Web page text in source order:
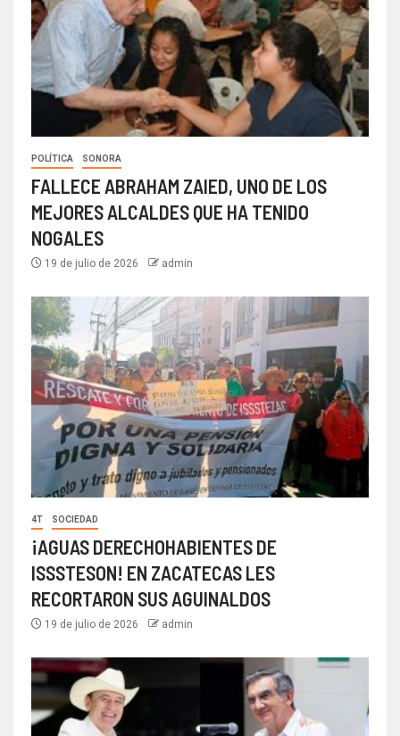
POLÍTICA SONORA
FALLECE ABRAHAM ZAIED, UNO DE LOS
MEJORES ALCALDES QUE HA TENIDO
NOGALES
19 de julio de 2026 admin
4T SOCIEDAD
¡AGUAS DERECHOHABIENTES DE
ISSSTESON! EN ZACATECAS LES
RECORTARON SUS AGUINALDOS
19 de julio de 2026 admin